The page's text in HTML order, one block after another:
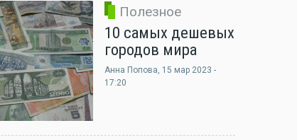
Полезное
10 самых дешевых
городов мира
Анна Попова, 15 мар 2023 -
17:20